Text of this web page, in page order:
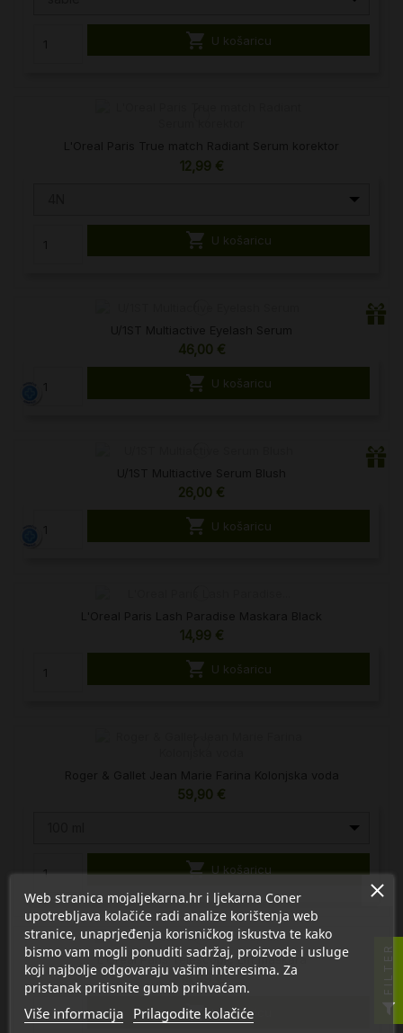
 U košaricu
12,99 €
 U košaricu
46,00 €
 U košaricu
26,00 €
 U košaricu
14,99 €
 U košaricu
59,90 €
 U košaricu
L'Oreal Paris Telescopic Lift maskara
14,99 €
 U košaricu
Web stranica mojaljekarna.hr i ljekarna Coner
upotrebljava kolačiće radi analize korištenja web
stranice, unaprjeđenja korisničkog iskustva te kako
bismo vam mogli ponuditi sadržaj, proizvode i usluge
koji najbolje odgovaraju vašim interesima. Za
pristanak pritisnite gumb prihvaćam.
Više informacija Prilagodite kolačiće
FILTER